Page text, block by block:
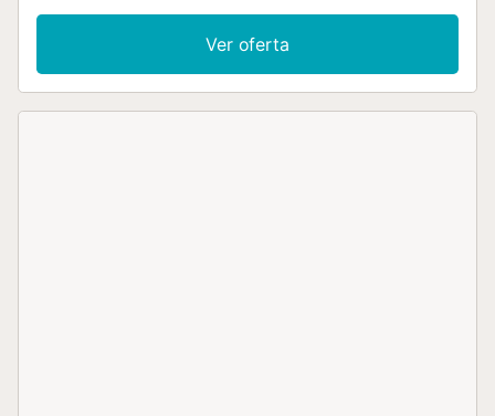
mediterráneo?La Herradura es conocida por sus
enamoradizas calas cristalinas y por la tranquilidad que se
respira en esta zona, genial para desconectar y para
disfrutar; ya que cuenta con una variedad de chiringuitos,
Ver oferta